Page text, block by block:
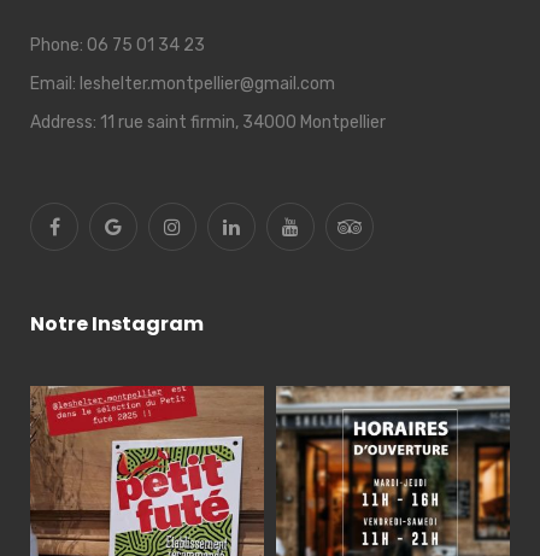
Phone: 06 75 01 34 23
Email: leshelter.montpellier@gmail.com
Address: 11 rue saint firmin, 34000 Montpellier
Notre Instagram